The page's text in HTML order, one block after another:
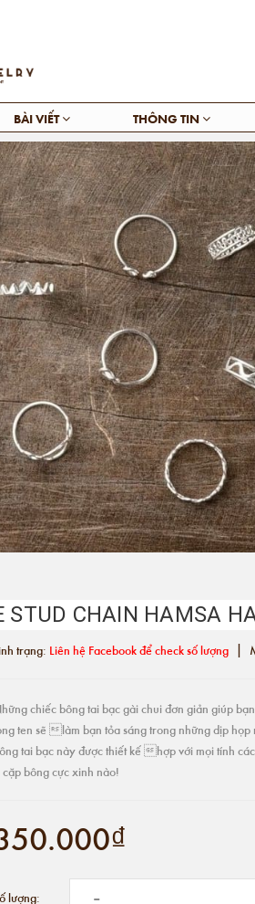
BÀI VIẾT THÔNG TIN
STUD CHAIN HAMSA
trạng: Liên hệ Facebook để check số lượng |
chiếc bông tai bạc gài chui đơn giản giúp
ten sẽ làm bạn tỏa sáng trong những dịp
tai bạc này được thiết kế hợp với mọi tính
cặp bông cực xinh nào!
lượng: -